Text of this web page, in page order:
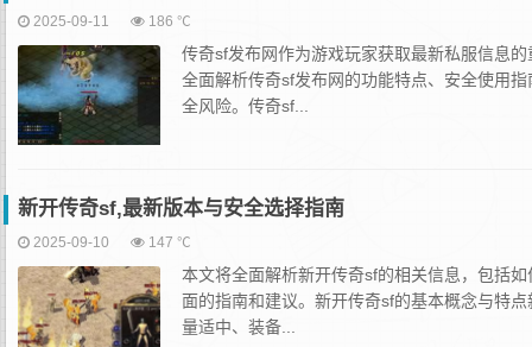
2025-09-11 186 ℃
传奇sf发布网作为游戏玩家获取最新私服信息
全面解析传奇sf发布网的功能特点、安全使用
全风险。传奇sf...
新开传奇sf,最新版本与安全选择指南
2025-09-10 147 ℃
本文将全面解析新开传奇sf的相关信息，包括
面的指南和建议。新开传奇sf的基本概念与特
量适中、装备...